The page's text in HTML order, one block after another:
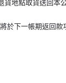
地點取貨送回
於下一帳期返回款